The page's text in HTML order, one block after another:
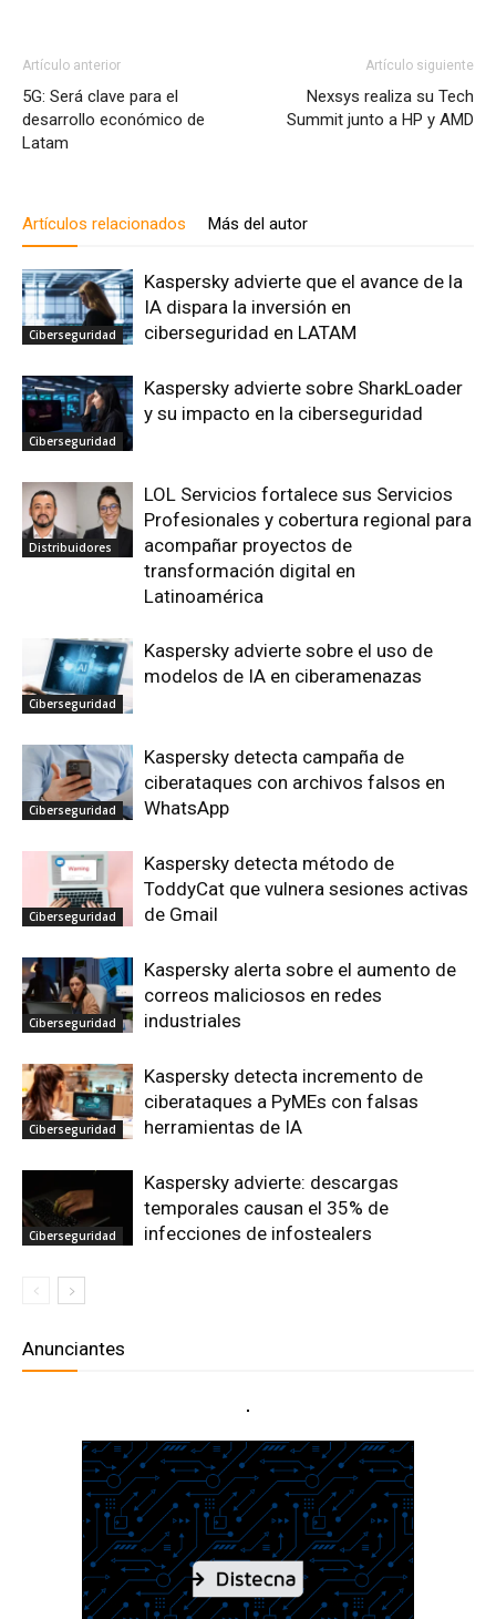
Artículo anterior
5G: Será clave para el
desarrollo económico de
Latam
Artículo siguiente
Nexsys realiza su Tech
Summit junto a HP y AMD
Artículos relacionados Más del autor
Ciberseguridad
Kaspersky advierte que el avance de la
IA dispara la inversión en
ciberseguridad en LATAM
Ciberseguridad
Kaspersky advierte sobre SharkLoader
y su impacto en la ciberseguridad
Distribuidores
LOL Servicios fortalece sus Servicios
Profesionales y cobertura regional para
acompañar proyectos de
transformación digital en
Latinoamérica
Ciberseguridad
Kaspersky advierte sobre el uso de
modelos de IA en ciberamenazas
Ciberseguridad
Kaspersky detecta campaña de
ciberataques con archivos falsos en
WhatsApp
Ciberseguridad
Kaspersky detecta método de
ToddyCat que vulnera sesiones activas
de Gmail
Ciberseguridad
Kaspersky alerta sobre el aumento de
correos maliciosos en redes
industriales
Ciberseguridad
Kaspersky detecta incremento de
ciberataques a PyMEs con falsas
herramientas de IA
Ciberseguridad
Kaspersky advierte: descargas
temporales causan el 35% de
infecciones de infostealers
Anunciantes